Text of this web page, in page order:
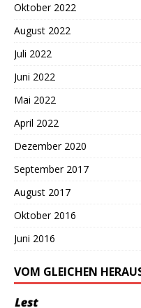
Oktober 2022
August 2022
Juli 2022
Juni 2022
Mai 2022
April 2022
Dezember 2020
September 2017
August 2017
Oktober 2016
Juni 2016
VOM GLEICHEN